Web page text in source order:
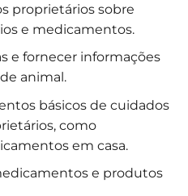
proprietários sobre
e medicamentos.
e fornecer informações
animal.
básicos de cuidados
como
em casa.
e produtos